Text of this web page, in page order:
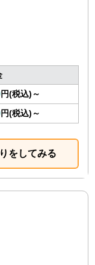
円(税込)～
円(税込)～
をしてみる